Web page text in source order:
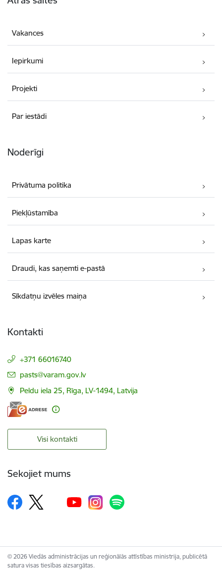
Vakances
Iepirkumi
Projekti
Par iestādi
Noderīgi
Privātuma politika
Piekļūstamība
Lapas karte
Draudi, kas saņemti e-pastā
Sīkdatņu izvēles maiņa
Kontakti
+371 66016740
E-pasts:
pasts@varam.gov.lv
Peldu iela 25, Rīga, LV-1494, Latvija
Visi kontakti
Sekojiet mums
© 2026 Viedās administrācijas un reģionālās attīstības ministrija, publicētā
satura visas tiesības aizsargātas.